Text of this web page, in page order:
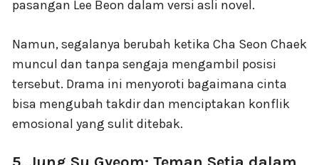
pasangan Lee Beon dalam versi asli novel.
Namun, segalanya berubah ketika Cha Seon Chaek
muncul dan tanpa sengaja mengambil posisi
tersebut. Drama ini menyoroti bagaimana cinta
bisa mengubah takdir dan menciptakan konflik
emosional yang sulit ditebak.